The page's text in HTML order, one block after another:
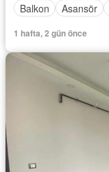
Balkon
Asansör
1 hafta, 2 gün önce